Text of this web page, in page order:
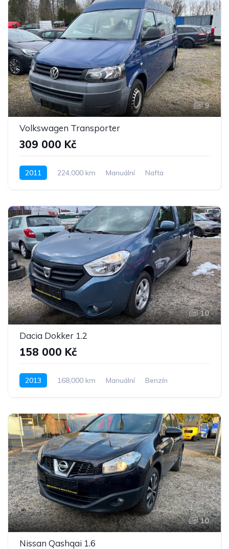
9
Volkswagen Transporter
309 000 Kč
2011 224,000 km Manuální
Nafta
10
Dacia Dokker 1.2
158 000 Kč
2013 168,000 km Manuální
Benzín
10
Nissan Qashqai 1.6